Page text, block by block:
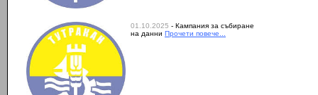
01.10.2025 - Кампания за събиране
на данни Прочети повече...